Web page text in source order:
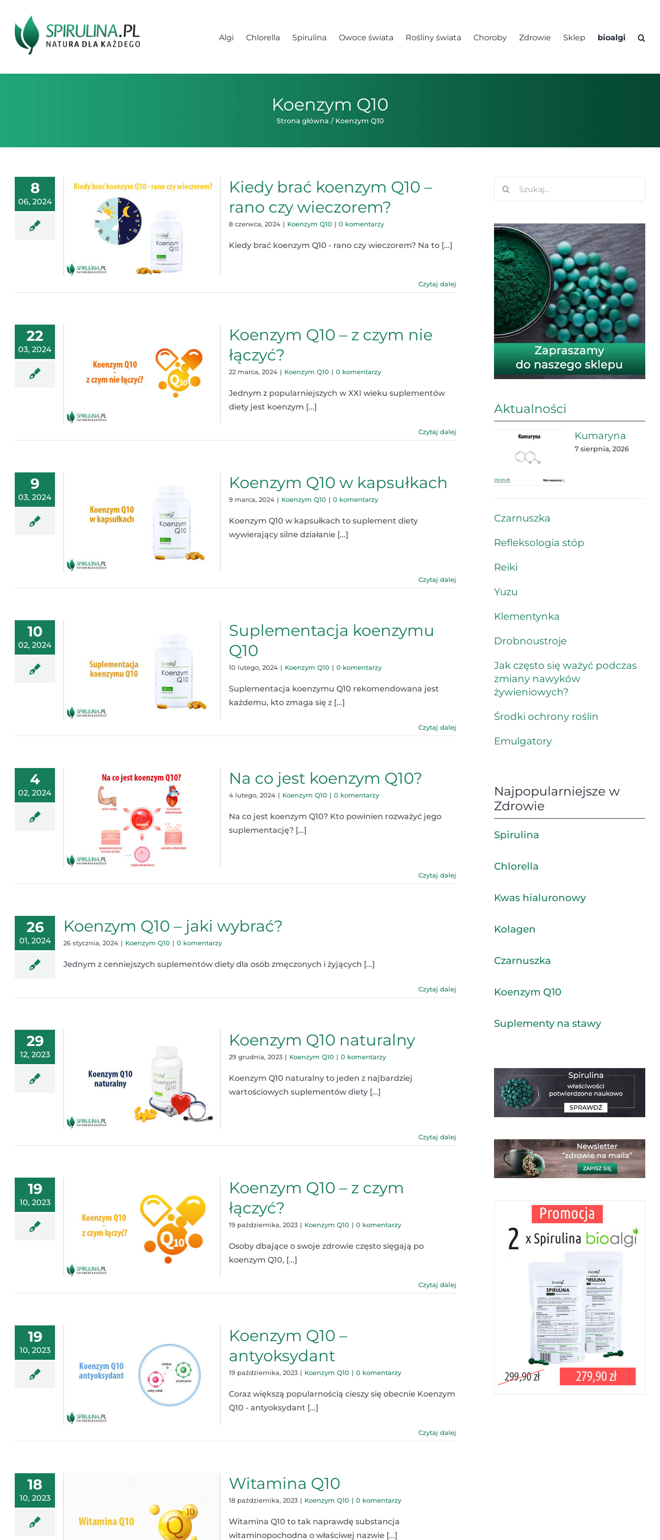
zawartości
Algi Chlorella Spirulina Owoce świata Rośliny świata Choroby Zdrowie Sklep bioalgi
Koenzym Q10
Strona główna Koenzym Q10
8
06, 2024
Kiedy brać koenzym Q10 –
rano czy wieczorem?
8 czerwca, 2024 | Koenzym Q10 | 0 komentarzy
Kiedy brać koenzym Q10 - rano czy wieczorem? Na to [...]
Czytaj dalej
22
03, 2024
Koenzym Q10 – z czym nie
łączyć?
22 marca, 2024 | Koenzym Q10 | 0 komentarzy
Jednym z popularniejszych w XXI wieku suplementów
diety jest koenzym [...]
Czytaj dalej
9
03, 2024
Koenzym Q10 w kapsułkach
9 marca, 2024 | Koenzym Q10 | 0 komentarzy
Koenzym Q10 w kapsułkach to suplement diety
wywierający silne działanie [...]
Czytaj dalej
10
02, 2024
Suplementacja koenzymu
Q10
10 lutego, 2024 | Koenzym Q10 | 0 komentarzy
Suplementacja koenzymu Q10 rekomendowana jest
każdemu, kto zmaga się z [...]
Czytaj dalej
4
02, 2024
Na co jest koenzym Q10?
4 lutego, 2024 | Koenzym Q10 | 0 komentarzy
Na co jest koenzym Q10? Kto powinien rozważyć jego
suplementację? [...]
Czytaj dalej
26
01, 2024
Koenzym Q10 – jaki wybrać?
26 stycznia, 2024 | Koenzym Q10 | 0 komentarzy
Jednym z cenniejszych suplementów diety dla osób zmęczonych i żyjących [...]
Czytaj dalej
29
12, 2023
Koenzym Q10 naturalny
29 grudnia, 2023 | Koenzym Q10 | 0 komentarzy
Koenzym Q10 naturalny to jeden z najbardziej
wartościowych suplementów diety [...]
Czytaj dalej
19
10, 2023
Koenzym Q10 – z czym
łączyć?
19 października, 2023 | Koenzym Q10 | 0 komentarzy
Osoby dbające o swoje zdrowie często sięgają po
koenzym Q10, [...]
Czytaj dalej
19
10, 2023
Koenzym Q10 –
antyoksydant
19 października, 2023 | Koenzym Q10 | 0 komentarzy
Coraz większą popularnością cieszy się obecnie Koenzym
Q10 - antyoksydant [...]
Czytaj dalej
18
10, 2023
Witamina Q10
18 października, 2023 | Koenzym Q10 | 0 komentarzy
Witamina Q10 to tak naprawdę substancja
witaminopochodna o właściwej nazwie [...]
Aktualności
Kumaryna
7 sierpnia, 2026
Czarnuszka
Refleksologia stóp
Reiki
Yuzu
Klementynka
Drobnoustroje
Jak często się ważyć podczas
zmiany nawyków
żywieniowych?
Środki ochrony roślin
Emulgatory
Najpopularniejsze w
Zdrowie
Spirulina
Chlorella
Kwas hialuronowy
Kolagen
Czarnuszka
Koenzym Q10
Suplementy na stawy